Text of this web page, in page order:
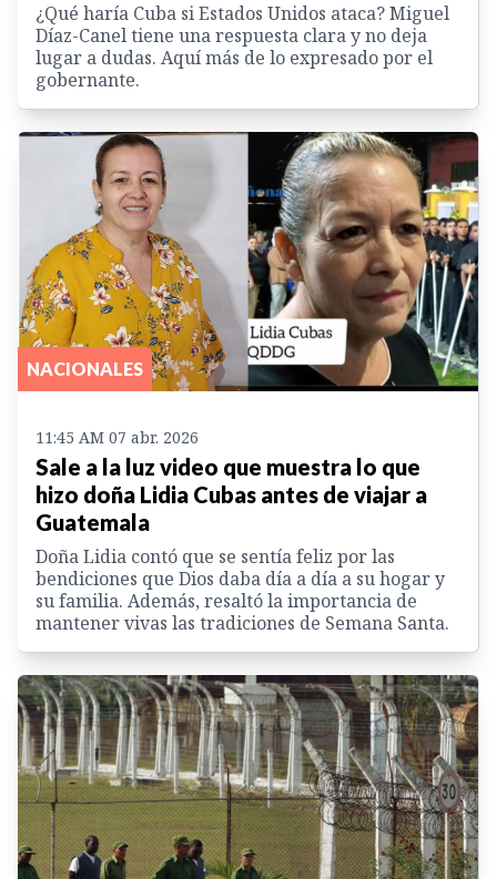
¿Qué haría Cuba si Estados Unidos ataca? Miguel
Díaz-Canel tiene una respuesta clara y no deja
lugar a dudas. Aquí más de lo expresado por el
gobernante.
NACIONALES
11:45 AM 07 abr. 2026
Sale a la luz video que muestra lo que
hizo doña Lidia Cubas antes de viajar a
Guatemala
Doña Lidia contó que se sentía feliz por las
bendiciones que Dios daba día a día a su hogar y
su familia. Además, resaltó la importancia de
mantener vivas las tradiciones de Semana Santa.